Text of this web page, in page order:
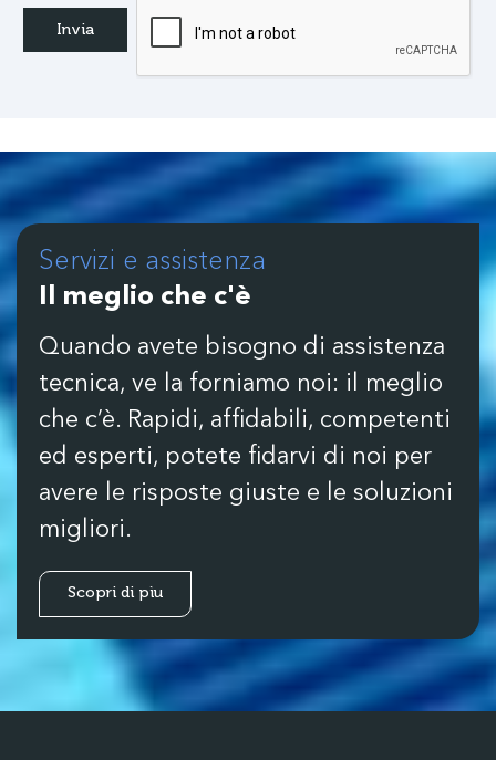
Servizi e assistenza
Il meglio che c'è
Quando avete bisogno di assistenza
tecnica, ve la forniamo noi: il meglio
che c’è. Rapidi, affidabili, competenti
ed esperti, potete fidarvi di noi per
avere le risposte giuste e le soluzioni
migliori.
Scopri di pìu